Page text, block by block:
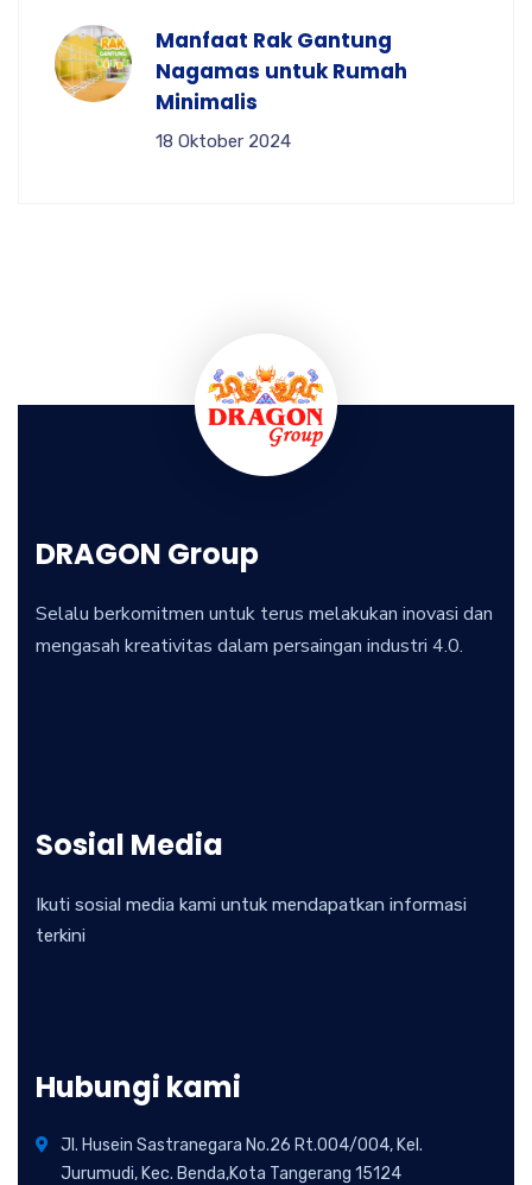
Manfaat Rak Gantung
Nagamas untuk Rumah
Minimalis
18 Oktober 2024
DRAGON Group
Selalu berkomitmen untuk terus melakukan inovasi dan
mengasah kreativitas dalam persaingan industri 4.0.
Sosial Media
Ikuti sosial media kami untuk mendapatkan informasi
terkini
Hubungi kami
Jl. Husein Sastranegara No.26 Rt.004/004, Kel.
Jurumudi, Kec. Benda,Kota Tangerang 15124